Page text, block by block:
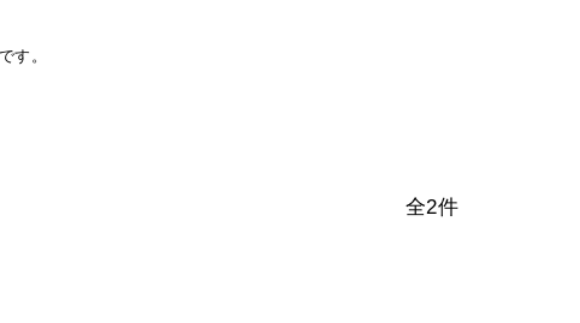
す。
全2件